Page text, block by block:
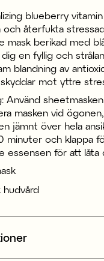
blueberry
och återfukta
mask berikad med
en fyllig och
blandning av
mot yttre
Använd
masken vid
jämnt över hela
minuter och klappa
essensen för att låta
hudvård